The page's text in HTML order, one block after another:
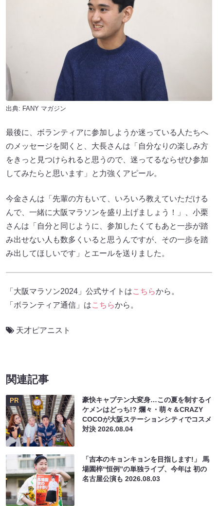
出典: FANY マガジン
最後に、ボランティアに参加しようか迷っている人たちへ
のメッセージを聞くと、大長さんは「自分なりの楽しみ方
をきっと見つけられると思うので、迷ってるならぜひ参加
してみたらと思います」と力強くアピール。
今金さんは「先輩の方もいて、いろいろ教えていただける
んで、一緒に大阪マラソンを盛り上げましょう！」、小栗
さんは「自分と同じように、参加したくてもあと一歩が踏
み出せない人も数多くいると思うんですが、その一歩を踏
み出してほしいです」とエールを送りました。
「大阪マラソン2024」公式サイトはこちらから。
「ボランティア通信」はこちらから。
天才ピアニスト
関連記事
PR
豪快キャプテン大変身…この夏を制するイ
ケメンはどっち!? 爛々・萌々＆CRAZY
COCOが大阪ステーションシティでコスメ
対決2026.08.04
「吉本のキョンキョンを目指します!」 馬
場園梓“恒例”の単独ライブ、今年は 初の
名古屋公演も2026.08.03